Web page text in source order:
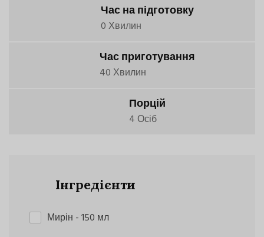
Час на підготовку
0 Хвилин
Час приготування
40 Хвилин
Порцій
4 Осіб
Інгредієнти
Мирін - 150 мл